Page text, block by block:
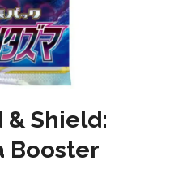
& Shield:
Booster